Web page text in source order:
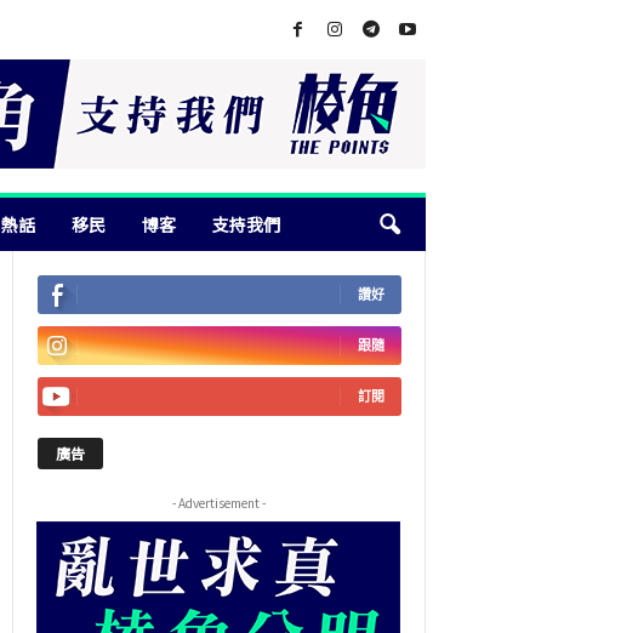
熱話 移民 博客 支持我們
讚好
跟隨
訂閱
廣告
- Advertisement -